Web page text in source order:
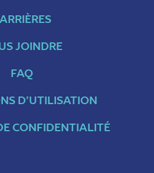
JOINDRE
FAQ
D’UTILISATION
CONFIDENTIALITÉ